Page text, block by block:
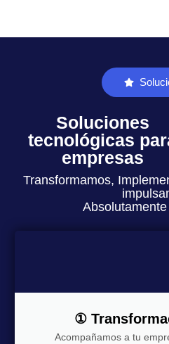
Soluciones
tecnológicas
empresas
Transformamos,
①
Acompañamos a tu